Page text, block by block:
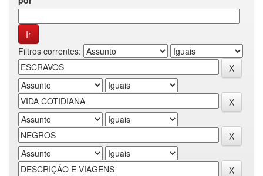
Filtros correntes: